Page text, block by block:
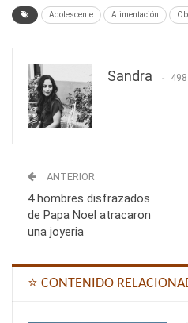
Adolescente Alimentación
Sandra
ANTERIOR
4 hombres disfrazados
de Papa Noel atracaron
una joyeria
⭐ CONTENIDO